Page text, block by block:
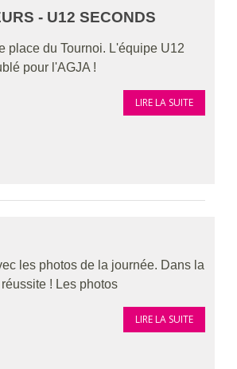
- U12 SECONDS
place du Tournoi. L'équipe U12
pour l'AGJA !
LIRE LA SUITE
les photos de la journée. Dans la
! Les photos
LIRE LA SUITE